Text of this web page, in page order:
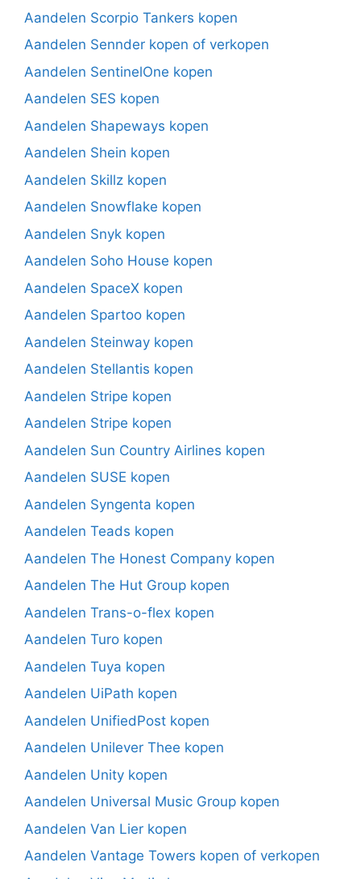
Aandelen Scorpio Tankers kopen
Aandelen Sennder kopen of verkopen
Aandelen SentinelOne kopen
Aandelen SES kopen
Aandelen Shapeways kopen
Aandelen Shein kopen
Aandelen Skillz kopen
Aandelen Snowflake kopen
Aandelen Snyk kopen
Aandelen Soho House kopen
Aandelen SpaceX kopen
Aandelen Spartoo kopen
Aandelen Steinway kopen
Aandelen Stellantis kopen
Aandelen Stripe kopen
Aandelen Stripe kopen
Aandelen Sun Country Airlines kopen
Aandelen SUSE kopen
Aandelen Syngenta kopen
Aandelen Teads kopen
Aandelen The Honest Company kopen
Aandelen The Hut Group kopen
Aandelen Trans-o-flex kopen
Aandelen Turo kopen
Aandelen Tuya kopen
Aandelen UiPath kopen
Aandelen UnifiedPost kopen
Aandelen Unilever Thee kopen
Aandelen Unity kopen
Aandelen Universal Music Group kopen
Aandelen Van Lier kopen
Aandelen Vantage Towers kopen of verkopen